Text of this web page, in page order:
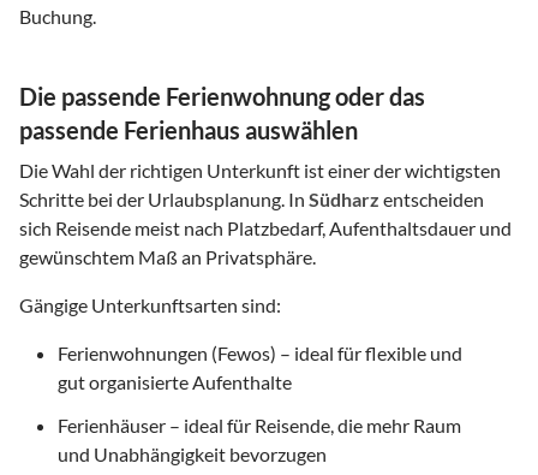
Buchung.
Die passende Ferienwohnung oder das
passende Ferienhaus auswählen
Die Wahl der richtigen Unterkunft ist einer der wichtigsten
Schritte bei der Urlaubsplanung. In Südharz entscheiden
sich Reisende meist nach Platzbedarf, Aufenthaltsdauer und
gewünschtem Maß an Privatsphäre.
Gängige Unterkunftsarten sind:
Ferienwohnungen (Fewos) – ideal für flexible und
gut organisierte Aufenthalte
Ferienhäuser – ideal für Reisende, die mehr Raum
und Unabhängigkeit bevorzugen